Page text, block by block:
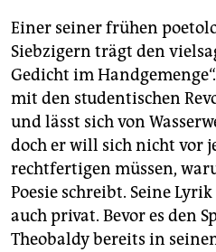
unterstützen
abo
genossenschaft
epaper login
Einer seiner frühen
Siebzigern trägt den
Gedicht im
mit den studentischen
und lässt sich von
doch er will sich nicht vor
rechtfertigen müssen,
Poesie schreibt. Seine
auch privat. Bevor es den
Theobaldy bereits in